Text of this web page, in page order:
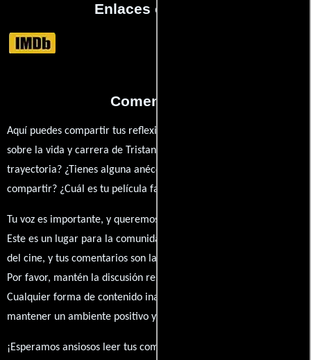
Enlaces externos
Comentarios
Aquí puedes compartir tus reflexiones, anécdotas y opiniones
sobre la vida y carrera de Tristan Risk. ¿Qué te ha inspirado de su
trayectoria? ¿Tienes alguna anécdota personal que desees
compartir? ¿Cuál es tu película favorita en la que ha participado?
Tu voz es importante, y queremos escuchar tus pensamientos.
Este es un lugar para la comunidad de admiradores y amantes
del cine, y tus comentarios son la esencia de esta conversación.
Por favor, mantén la discusión respetuosa y constructiva.
Cualquier forma de contenido inapropiado será eliminado para
mantener un ambiente positivo y enriquecedor para todos.
¡Esperamos ansiosos leer tus comentarios y conocer tus puntos